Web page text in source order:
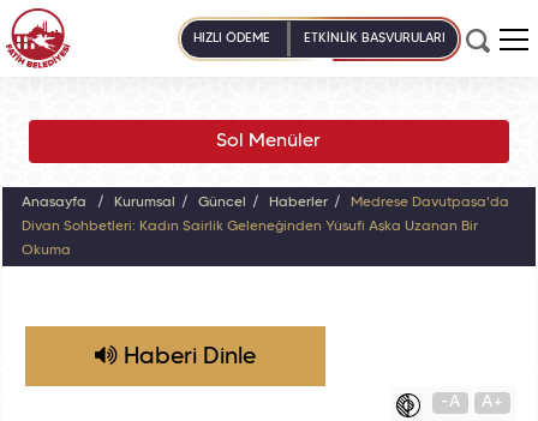
HIZLI ÖDEME ETKİNLİK BAŞVURULARI
Sol Menüler
Anasayfa Kurumsal Güncel Haberler
Medrese Davutpaşa'da
Divan Sohbetleri: Kadın Şairlik Geleneğinden Yûsufî Aşka Uzanan Bir
Okuma
Haberi Dinle
-A A+